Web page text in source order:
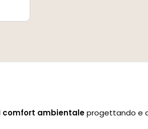
comfort ambientaleprogettando e